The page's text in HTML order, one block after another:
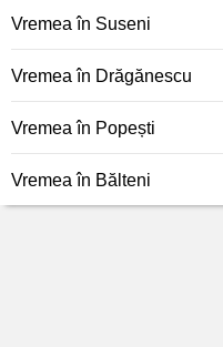
Vremea în Suseni
Vremea în Drăgănescu
Vremea în Popești
Vremea în Bălteni